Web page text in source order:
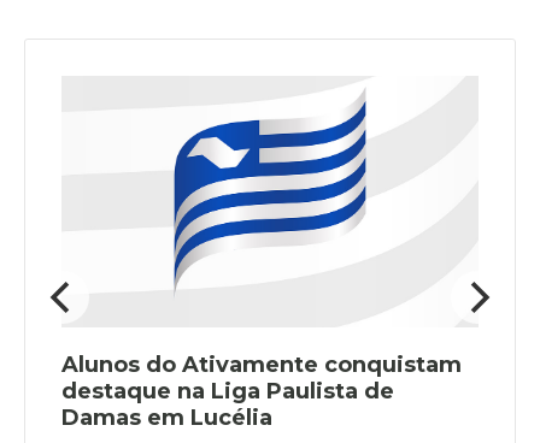
Alunos do Ativamente conquistam
destaque na Liga Paulista de
Damas em Lucélia